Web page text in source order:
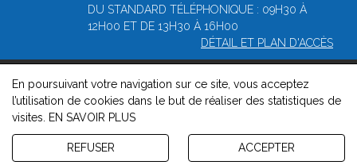
DU STANDARD TÉLÉPHONIQUE : 09H30 À
12H00 ET DE 13H30 À 16H00
DÉTAIL ET PLAN D'ACCÈS
© 2026, Greffe du Tribunal de Commerce de Dunkerque -
Mentions légales-Contact -Gestion des cookies-Politique de
confidentialité et de cookies
Version : 1.8.1
En poursuivant votre navigation sur ce site, vous acceptez
l’utilisation de cookies dans le but de réaliser des statistiques de
visites.
EN SAVOIR PLUS
REFUSER ACCEPTER